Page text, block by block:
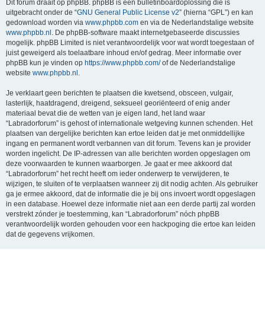
Dit forum draait op phpBB. phpBB is een bulletinboardoplossing die is
uitgebracht onder de “GNU General Public License v2” (hierna “GPL”) en kan
gedownload worden via www.phpbb.com en via de Nederlandstalige website
www.phpbb.nl . De phpBB-software maakt internetgebaseerde discussies
mogelijk. phpBB Limited is niet verantwoordelijk voor wat wordt toegestaan of
juist geweigerd als toelaatbare inhoud en/of gedrag. Meer informatie over
phpBB kun je vinden op https://www.phpbb.com/of de Nederlandstalige
website www.phpbb.nl
Je verklaart geen berichten te plaatsen die kwetsend, obsceen, vulgair,
lasterlijk, haatdragend, dreigend, seksueel georiënteerd of enig ander
materiaal bevat die de wetten van je eigen land, het land waar
“Labradorforum” is gehost of internationale wetgeving kunnen schenden. Het
plaatsen van dergelijke berichten kan ertoe leiden dat je met onmiddellijke
ingang en permanent wordt verbannen van dit forum. Tevens kan je provider
worden ingelicht. De IP-adressen van alle berichten worden opgeslagen om
deze voorwaarden te kunnen waarborgen. Je gaat er mee akkoord dat
“Labradorforum” het recht heeft om ieder onderwerp te verwijderen, te
wijzigen, te sluiten of te verplaatsen wanneer zij dit nodig achten. Als gebruiker
ga je ermee akkoord, dat de informatie die je bij ons invoert wordt opgeslagen
in een database. Hoewel deze informatie niet aan een derde partij zal worden
verstrekt zónder je toestemming, kan “Labradorforum” nóch phpBB
verantwoordelijk worden gehouden voor een hackpoging die ertoe kan leiden
dat de gegevens vrijkomen.